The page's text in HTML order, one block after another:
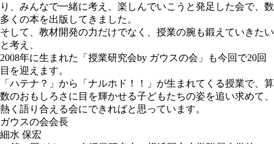
り、みんなで一緒に考え、楽しんでいこうと発足した会で、数
多くの本を出版してきました。
そして、教材開発の力だけでなく、授業の腕も鍛えていきたい
と考え、
2008年に生まれた「授業研究会by ガウスの会」も今回で20回
目を迎えます。
「ハテナ？」から「ナルホド！！」が生まれてくる授業で、算
数のおもしろさに目を輝かせる子どもたちの姿を追い求めて、
熱く語り合える会にできればと思っています。
ガウスの会会長
細水 保宏